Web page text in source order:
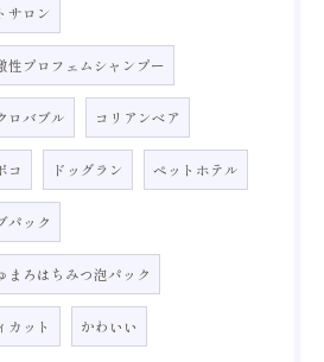
サロン
性プロフェムシャンプー
ロバブル コリアンベア
コ ドッグラン ペットホテル
パック
まろはちみつ泡パック
カット かわいい